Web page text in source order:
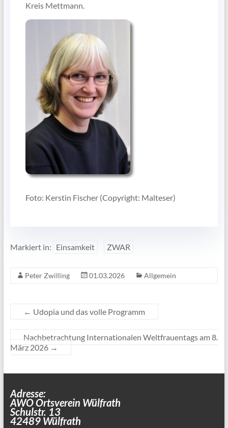
Kreis Mettmann.
Foto: Kerstin Fischer (Copyright: Malteser)
Markiert in: Einsamkeit ZWAR
Peter Zwilling 01.03.2026 Allgemein
← Udopia und das volle Programm
Nachbetrachtung Internationalen Weltfrauentags am 8.
März 2026 →
Adresse:
AWO Ortsverein Wülfrath
Schulstr. 13
42489 Wülfrath